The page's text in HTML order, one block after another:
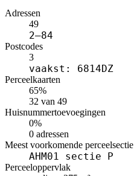
Adressen
49
2–84
Postcodes
3
vaakst: 6814DZ
Perceelkaarten
65%
32 van 49
Huisnummertoevoegingen
0%
0 adressen
Meest voorkomende perceelsectie
AHM01 sectie P
Perceeloppervlak